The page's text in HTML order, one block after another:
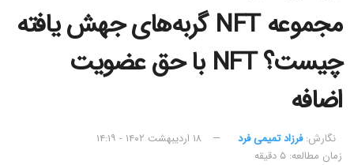
مجموعه NFT گربه‌های جهش یافته
چیست؟ NFT با حق عضویت
اضافه
نگارش:‌ فرزاد تمیمی فرد
۱۸ اردیبهشت ۱۴۰۲ - ۱۴:۱۹
زمان مطالعه: ۵ دقیقه